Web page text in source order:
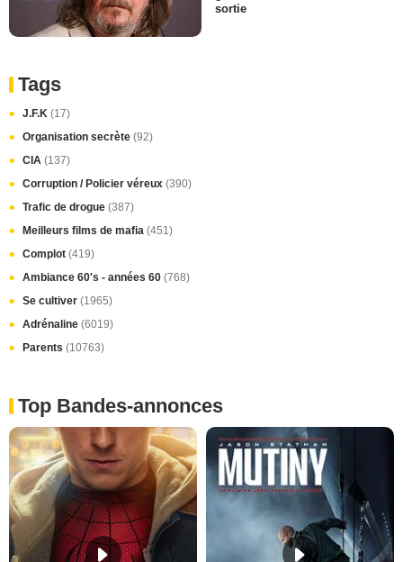
sortie
Tags
J.F.K (17)
Organisation secrète (92)
CIA (137)
Corruption / Policier véreux (390)
Trafic de drogue (387)
Meilleurs films de mafia (451)
Complot (419)
Ambiance 60's - années 60 (768)
Se cultiver (1965)
Adrénaline (6019)
Parents (10763)
Top Bandes-annonces